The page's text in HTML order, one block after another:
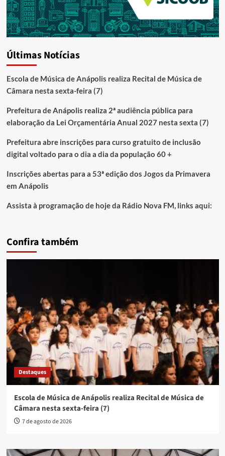
Últimas Notícias
Escola de Música de Anápolis realiza Recital de Música de
Câmara nesta sexta-feira (7)
Prefeitura de Anápolis realiza 2ª audiência pública para
elaboração da Lei Orçamentária Anual 2027 nesta sexta (7)
Prefeitura abre inscrições para curso gratuito de inclusão
digital voltado para o dia a dia da população 60 +
Inscrições abertas para a 53ª edição dos Jogos da Primavera
em Anápolis
Assista à programação de hoje da Rádio Nova FM, links aqui:
Confira também
Destaques
Escola de Música de Anápolis realiza Recital de Música de
Câmara nesta sexta-feira (7)
7 de agosto de 2026